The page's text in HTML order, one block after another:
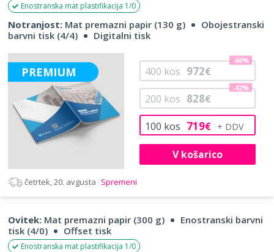
Enostranska mat plastifikacija 1/0
Notranjost: Mat premazni papir (130 g)
Obojestranski
barvni tisk (4/4)
Digitalni tisk
PREMIUM
100 kos 719€
200 kos 828€
-42%
400 kos 972€
-66%
V košarico
četrtek, 20. avgusta Spremeni
Ovitek: Mat premazni papir (300 g)
Enostranski barvni
tisk (4/0)
Offset tisk
Enostranska mat plastifikacija 1/0